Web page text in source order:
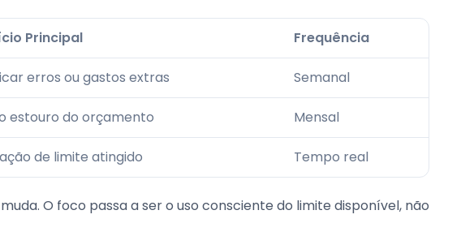
Principal Frequência
erros ou gastos extras Semanal
estouro do orçamento Mensal
de limite atingido Tempo real
O foco passa a ser o uso consciente do limite disponível, não